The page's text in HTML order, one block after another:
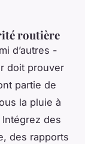
routière
d’autres -
doit prouver
partie de
la pluie à
des
des rapports